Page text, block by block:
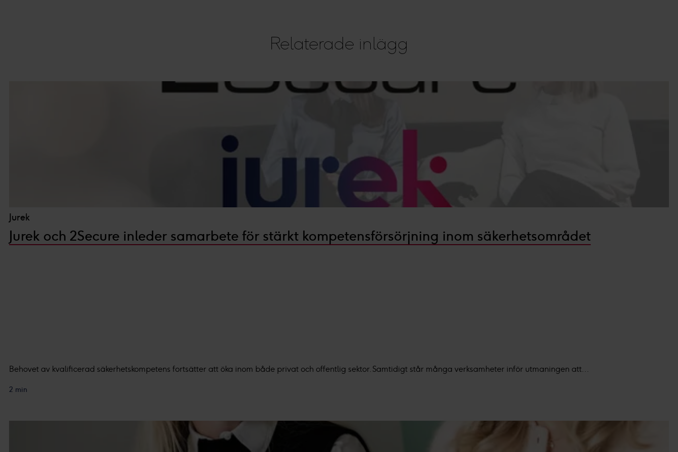
Vi och våra partners processar den insamlade datan efter ditt godkännande eller legitima intresse för
Relaterade inlägg
Jurek
Jurek och 2Secure inleder samarbete för stärkt kompetensförsörjning inom säkerhetsområdet
Behovet av kvalificerad säkerhetskompetens fortsätter att öka inom både privat och offentlig sektor. Samtidigt står många verksamheter inför utmaningen att...
2 min